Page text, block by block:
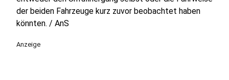
der beiden Fahrzeuge kurz zuvor beobachtet haben
könnten. / AnS
Anzeige